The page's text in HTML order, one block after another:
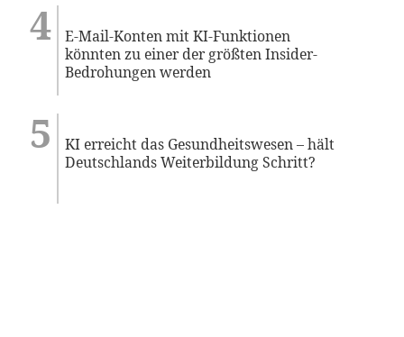
E-Mail-Konten mit KI-Funktionen
könnten zu einer der größten Insider-
Bedrohungen werden
KI erreicht das Gesundheitswesen – hält
Deutschlands Weiterbildung Schritt?